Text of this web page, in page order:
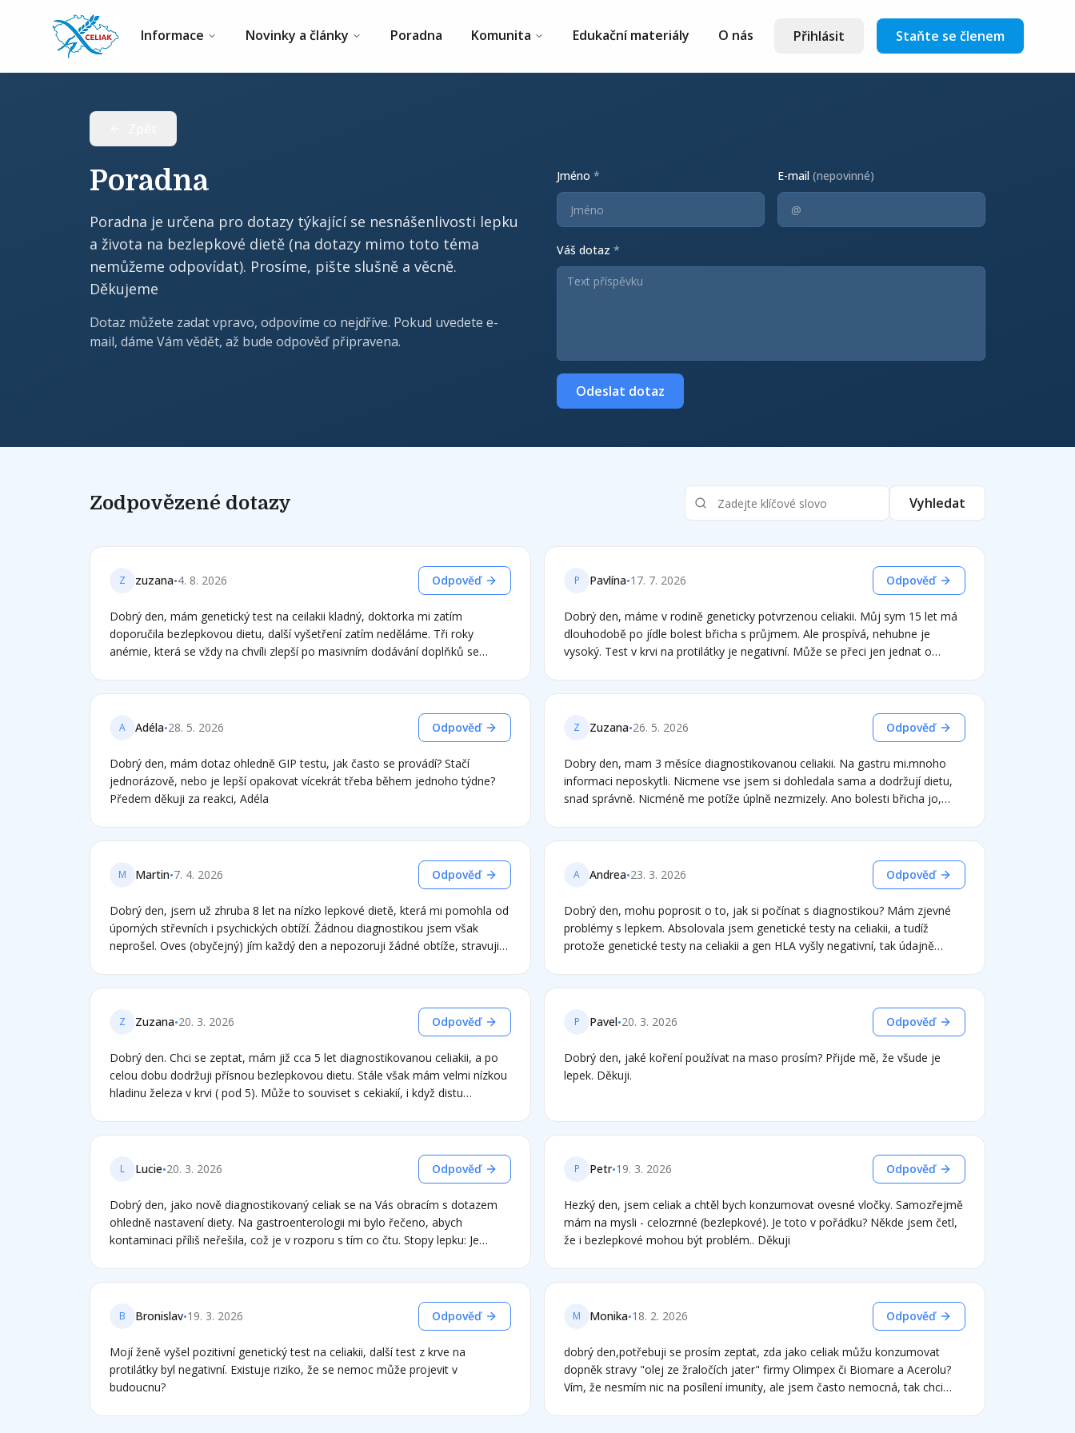
Informace Novinky a články Poradna Komunita Edukační materiály O nás Přihlásit Staňte se členem
Poradna
Poradna je určena pro dotazy týkající se nesnášenlivosti lepku
a života na bezlepkové dietě (na dotazy mimo toto téma
nemůžeme odpovídat). Prosíme, pište slušně a věcně.
Děkujeme
Dotaz můžete zadat vpravo, odpovíme co nejdříve. Pokud uvedete e-
mail, dáme Vám vědět, až bude odpověď připravena.
Jméno * E-mail (nepovinné)
Váš dotaz *
Odeslat dotaz
Zodpovězené dotazy Vyhledat
Z zuzana•4. 8. 2026 Odpověď
Dobrý den, mám genetický test na ceilakii kladný, doktorka mi zatím
doporučila bezlepkovou dietu, další vyšetření zatím neděláme. Tři roky
anémie, která se vždy na chvíli zlepší po masivním dodávání doplňků se
lékárny jsem snášela špatně. Myslíte, že mohu měsíc floradix užívat, doplnit
železo, a pak pokračovat s přísnou dietou? A též jsem se chtěla zeptat, když
vynecháme biopsii, zda na potvrzení ceilakie je vhodné kromě genet. testu
provést i test na přítomnost protilátek či ještě nějaký test? Moc děkuji a díky
za vaše stránky, které mi velmi pomáhají. zdravím s vděčností
P Pavlína•17. 7. 2026 Odpověď
Dobrý den, máme v rodině geneticky potvrzenou celiakii. Můj sym 15 let má
dlouhodobě po jídle bolest břicha s průjmem. Ale prospívá, nehubne je
vysoký. Test v krvi na protilátky je negativní. Může se přeci jen jednat o
A Adéla•28. 5. 2026 Odpověď
Dobrý den, mám dotaz ohledně GIP testu, jak často se provádí? Stačí
jednorázově, nebo je lepší opakovat vícekrát třeba během jednoho týdne?
Předem děkuji za reakci, Adéla
Z Zuzana•26. 5. 2026 Odpověď
Dobry den, mam 3 měsíce diagnostikovanou celiakii. Na gastru mi.mnoho
informaci neposkytli. Nicmene vse jsem si dohledala sama a dodržují dietu,
snad správně. Nicméně me potíže úplně nezmizely. Ano bolesti břicha jo,
to neměla. Dekuji
M Martin•7. 4. 2026 Odpověď
Dobrý den, jsem už zhruba 8 let na nízko lepkové dietě, která mi pomohla od
úporných střevních i psychických obtíží. Žádnou diagnostikou jsem však
neprošel. Oves (obyčejný) jím každý den a nepozoruji žádné obtíže, stravuji
vyšetření. Taková představa mě děsí, bylo by pro mě obtížné fungovat. Co
riskuji když jen sleduji symptomy? Jaké mám další možnosti? Genetika? Moc
děkuji za Váš čas.
A Andrea•23. 3. 2026 Odpověď
Dobrý den, mohu poprosit o to, jak si počínat s diagnostikou? Mám zjevné
problémy s lepkem. Absolovala jsem genetické testy na celiakii, a tudíž
protože genetické testy na celiakii a gen HLA vyšly negativní, tak údajně
bezlepkový oves, který ale pak mi tytéž problémy dělal také. Nyní jsem na
úplně bezlepkové dietě a cítím se dobře. Nicméně jsem chtěla jít na
gastroskopii a bylo mi řečeno, že to již nejde. Opravdu stačí, že jsem nejedla
lepek měsíc a už to nepůjde? Jinak protilátky proti TG a DGP mám negativní,
ale sIgE/A proti Lepku vyšly lehce pozitivní. Děkuji moc.
Z Zuzana•20. 3. 2026 Odpověď
Dobrý den. Chci se zeptat, mám již cca 5 let diagnostikovanou celiakii, a po
celou dobu dodržuji přísnou bezlepkovou dietu. Stále však mám velmi nízkou
hladinu železa v krvi ( pod 5). Může to souviset s cekiakií, i když distu
se slinivka vyléčí ( vzhledem k tomu, že celiakie je onemocnění celoživotní) ?
P Pavel•20. 3. 2026 Odpověď
Dobrý den, jaké koření používat na maso prosím? Přijde mě, že všude je
lepek. Děkuji.
L Lucie•20. 3. 2026 Odpověď
Dobrý den, jako nově diagnostikovaný celiak se na Vás obracím s dotazem
ohledně nastavení diety. Na gastroenterologii mi bylo řečeno, abych
kontaminaci příliš neřešila, což je v rozporu s tím co čtu. Stopy lepku: Je
střeva? Děkuji.
P Petr•19. 3. 2026 Odpověď
Hezký den, jsem celiak a chtěl bych konzumovat ovesné vločky. Samozřejmě
mám na mysli - celozrnné (bezlepkové). Je toto v pořádku? Někde jsem četl,
že i bezlepkové mohou být problém.. Děkuji
B Bronislav•19. 3. 2026 Odpověď
Mojí ženě vyšel pozitivní genetický test na celiakii, další test z krve na
protilátky byl negativní. Existuje riziko, že se nemoc může projevit v
budoucnu?
M Monika•18. 2. 2026 Odpověď
dobrý den,potřebuji se prosím zeptat, zda jako celiak můžu konzumovat
dopněk stravy "olej ze žraločích jater" firmy Olimpex či Biomare a Acerolu?
Vím, že nesmím nic na posílení imunity, ale jsem často nemocná, tak chci